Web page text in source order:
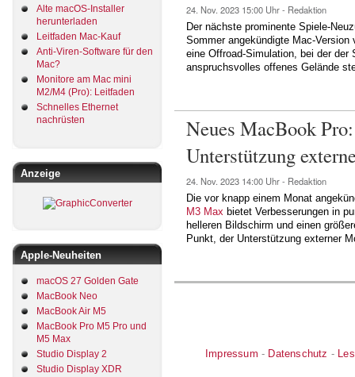
Alte macOS-Installer
herunterladen
Leitfaden Mac-Kauf
Anti-Viren-Software für den
Mac?
Monitore am Mac mini
M2/M4 (Pro): Leitfaden
Schnelles Ethernet
nachrüsten
Anzeige
Apple-Neuheiten
macOS 27 Golden Gate
MacBook Neo
MacBook Air M5
MacBook Pro M5 Pro und
M5 Max
Studio Display 2
Studio Display XDR
24. Nov. 2023 15:00 Uhr - Redaktion
Der nächste prominente Spiele-
Sommer angekündigte Mac-
eine Offroad-Simulation, bei der der
anspruchsvolles offenes Gelände
Neues MacBook
Unterstützung
24. Nov. 2023 14:00 Uhr - Redaktion
Die vor knapp einem Monat
M3 Max bietet Verbesserungen in
helleren Bildschirm und einen
Punkt, der Unterstützung externer
Impressum - Datenschutz -